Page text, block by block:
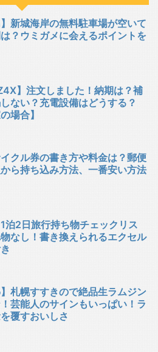
】新城海岸の無料駐車場が空いて
？ウミガメに会えるポイントを
】注文しました！納期は？補
ない？充電設備はどうする？
場合】
クル券の書き方や料金は？郵便
ら持ち込み方法、一番安い方法
1泊2日旅行持ち物チェックリス
物なし！書き換えられるエクセル
】札幌すすきので絶品生ラムジン
芸能人のサインもいっぱい！ラ
覆すおいしさ